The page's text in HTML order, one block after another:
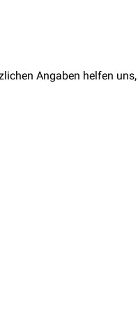
Angaben helfen uns,